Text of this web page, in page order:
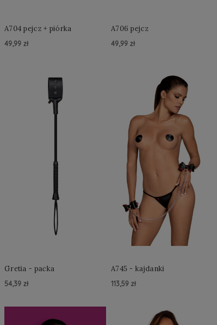
A704 pejcz + piórka
49,99 zł
A706 pejcz
49,99 zł
Gretia - packa
54,39 zł
Do Koszyka »
A745 - kajdanki
113,59 zł